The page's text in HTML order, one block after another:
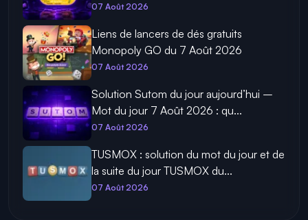
07 Août 2026
Liens de lancers de dés gratuits
Monopoly GO du 7 Août 2026
07 Août 2026
Solution Sutom du jour aujourd’hui –
Mot du jour 7 Août 2026 : qu...
07 Août 2026
TUSMOX : solution du mot du jour et de
la suite du jour TUSMOX du...
07 Août 2026